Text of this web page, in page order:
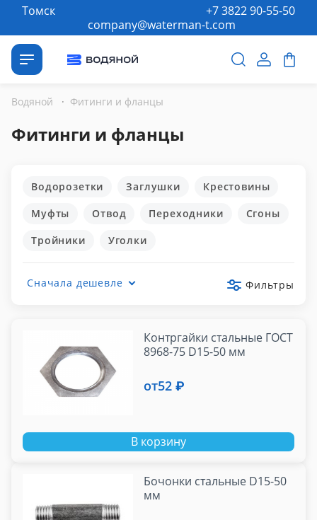
Томск
company@waterman-t.com
+7 3822 90-55-50
Водяной · Фитинги и фланцы
Фитинги и фланцы
Водорозетки Заглушки
Крестовины
Муфты
Отвод Переходники
Сгоны
Тройники
Уголки
Сначала дешевле Фильтры
Контргайки стальные ГОСТ
8968-75 D15-50 мм
от52 ₽
В корзину
Бочонки стальные D15-50
мм